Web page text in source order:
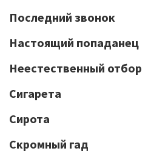
Последний звонок
Настоящий попаданец
Неестественный отбор
Сигарета
Сирота
Скромный гад